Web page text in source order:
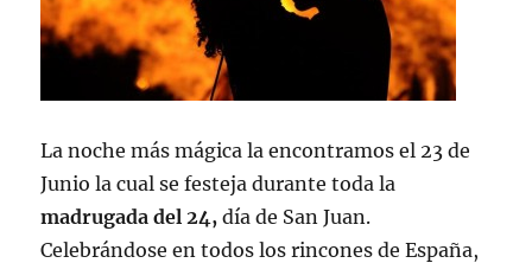
La noche más mágica la encontramos el 23 de
Junio la cual se festeja durante toda la
madrugada del 24, día de San Juan.
Celebrándose en todos los rincones de España,